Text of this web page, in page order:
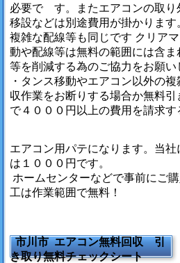
必要で す。またエアコンの取り
移設などは別途費用が掛かりま
複雑な配線等も同じです クリア
動や配線等は無料の範囲には含ま
等を削減する為のご協力をお願い
・タンス移動やエアコン以外の
収作業をお断りする場合か無料
で４０００円以上の費用を請求
エアコン用パテになります。当
は１０００円です。
ホームセンターなどで事前にご
工は作業範囲で無料！
市川市 エアコン無料回収 引
き取り無料チェックシート